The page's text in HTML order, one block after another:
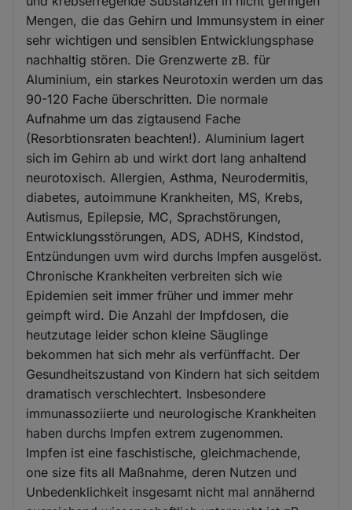
Mengen, die das Gehirn und Immunsystem in einer
sehr wichtigen und sensiblen Entwicklungsphase
nachhaltig stören. Die Grenzwerte zB. für
Aluminium, ein starkes Neurotoxin werden um das
90-120 Fache überschritten. Die normale
Aufnahme um das zigtausend Fache
(Resorbtionsraten beachten!). Aluminium lagert
sich im Gehirn ab und wirkt dort lang anhaltend
neurotoxisch. Allergien, Asthma, Neurodermitis,
diabetes, autoimmune Krankheiten, MS, Krebs,
Autismus, Epilepsie, MC, Sprachstörungen,
Entwicklungsstörungen, ADS, ADHS, Kindstod,
Entzündungen uvm wird durchs Impfen ausgelöst.
Chronische Krankheiten verbreiten sich wie
Epidemien seit immer früher und immer mehr
geimpft wird. Die Anzahl der Impfdosen, die
heutzutage leider schon kleine Säuglinge
bekommen hat sich mehr als verfünffacht. Der
Gesundheitszustand von Kindern hat sich seitdem
dramatisch verschlechtert. Insbesondere
immunassoziierte und neurologische Krankheiten
haben durchs Impfen extrem zugenommen.
Impfen ist eine faschistische, gleichmachende,
one size fits all Maßnahme, deren Nutzen und
Unbedenklichkeit insgesamt nicht mal annähernd